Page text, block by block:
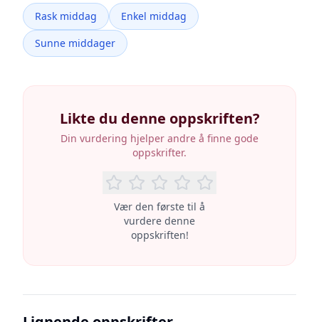
Rask middag
Enkel middag
Sunne middager
Likte du denne oppskriften?
Din vurdering hjelper andre å finne gode
oppskrifter.
Vær den første til å
vurdere denne
oppskriften!